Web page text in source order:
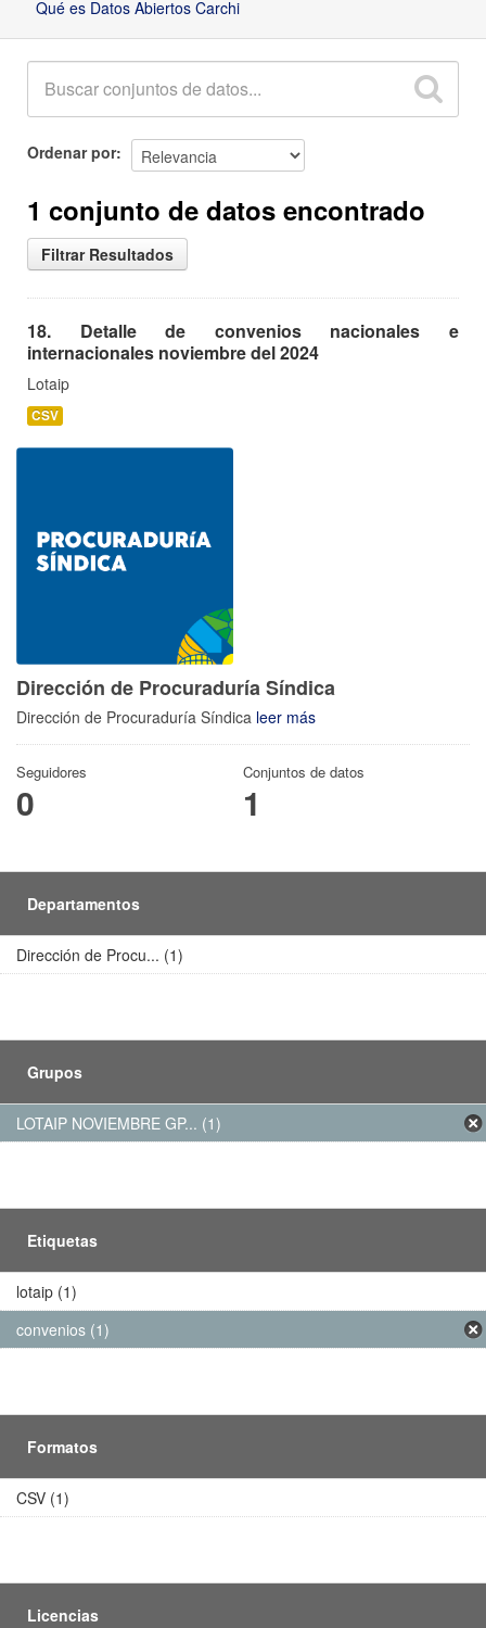
Qué es Datos Abiertos Carchi
Ordenar por
1 conjunto de datos encontrado
Filtrar Resultados
18. Detalle de convenios nacionales e
internacionales noviembre del 2024
Lotaip
CSV
Dirección de Procuraduría Síndica
Dirección de Procuraduría Síndica leer más
Seguidores
0
Conjuntos de datos
1
Departamentos
Dirección de Procu... (1)
Grupos
LOTAIP NOVIEMBRE GP... (1)
Etiquetas
lotaip (1)
convenios (1)
Formatos
CSV (1)
Licencias